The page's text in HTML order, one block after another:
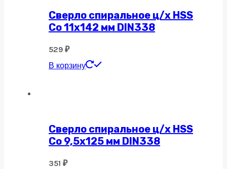
Сверло спиральное ц/х HSS
Co 11х142 мм DIN338
529 ₽
В корзину
Сверло спиральное ц/х HSS
Co 9,5х125 мм DIN338
351 ₽